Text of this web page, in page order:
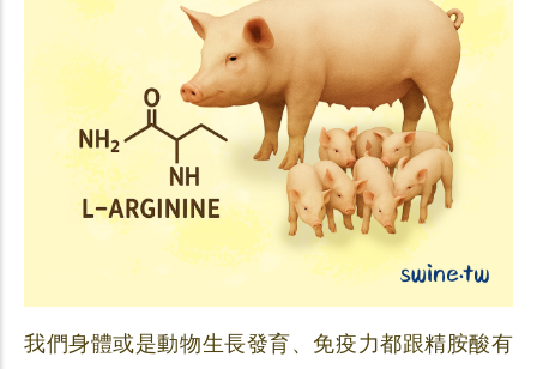
我們身體或是動物生長發育、免疫力都跟精胺酸有